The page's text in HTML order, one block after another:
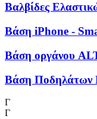
Βαλβίδες
Βάση iPhone -
Βάση οργάνου
Βάση Ποδηλάτων
Γ
Γ